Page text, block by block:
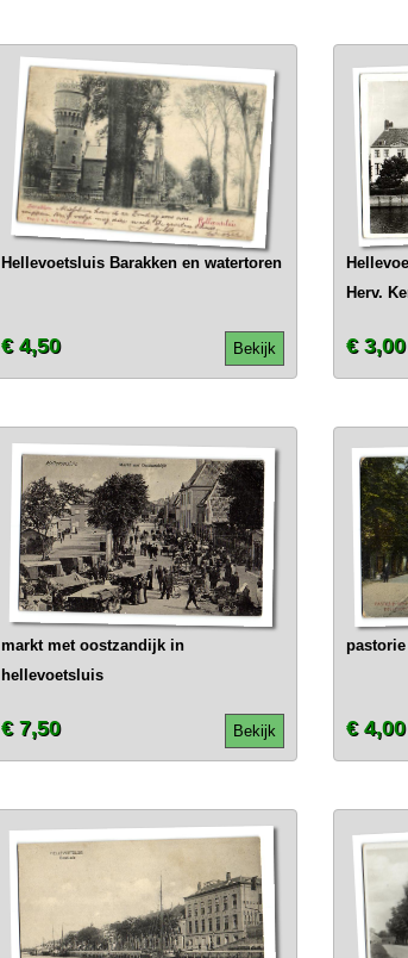
Hellevoetsluis Barakken en watertoren
Bekijk
€ 4,50
Herv.
€ 3,00
markt met oostzandijk in
hellevoetsluis
Bekijk
€ 7,50 € 4,00